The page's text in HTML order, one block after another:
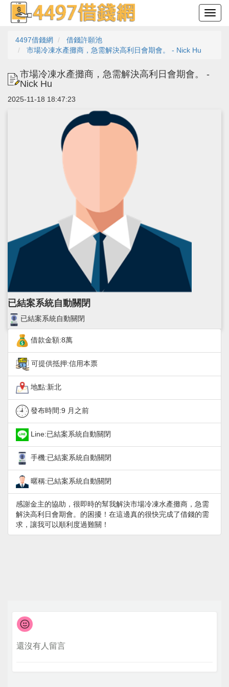
4497借錢網
借錢許願池
市場冷凍水產攤商，急需解決高利日會期會。 - Nick Hu
市場冷凍水產攤商，急需解決高利日會期會。 -
Nick Hu
2025-11-18 18:47:23
已結案系統自動關閉
已結案系統自動關閉
借款金額:8萬
可提供抵押:信用本票
地點:新北
發布時間:9 月之前
Line:已結案系統自動關閉
手機:已結案系統自動關閉
暱稱:已結案系統自動關閉
感謝金主的協助，很即時的幫我解決市場冷凍水產攤商，急需
解決高利日會期會。的困擾！在這邊真的很快完成了借錢的需
求，讓我可以順利度過難關！
還沒有人留言